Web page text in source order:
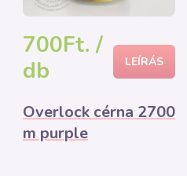
700Ft. /
db
LEÍRÁS
Overlock cérna 2700
m purple